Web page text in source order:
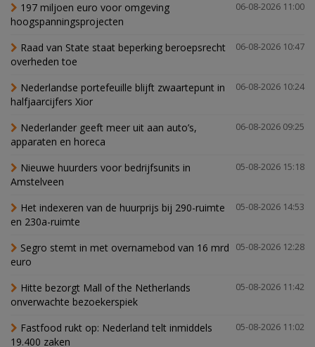
06-08-2026 11:00
197 miljoen euro voor omgeving
hoogspanningsprojecten
06-08-2026 10:47
Raad van State staat beperking beroepsrecht
overheden toe
06-08-2026 10:24
Nederlandse portefeuille blijft zwaartepunt in
halfjaarcijfers Xior
06-08-2026 09:25
Nederlander geeft meer uit aan auto’s,
apparaten en horeca
05-08-2026 15:18
Nieuwe huurders voor bedrijfsunits in
Amstelveen
05-08-2026 14:53
Het indexeren van de huurprijs bij 290-ruimte
en 230a-ruimte
05-08-2026 12:28
Segro stemt in met overnamebod van 16 mrd
euro
05-08-2026 11:42
Hitte bezorgt Mall of the Netherlands
onverwachte bezoekerspiek
05-08-2026 11:02
Fastfood rukt op: Nederland telt inmiddels
19.400 zaken